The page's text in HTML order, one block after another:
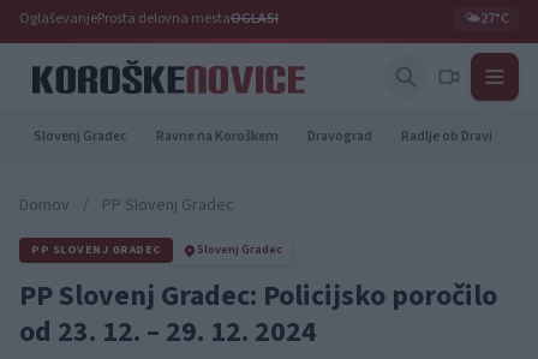
OglaševanjeProsta delovna mestaOGLASI 🌤️27°C
Slovenj Gradec Ravne na Koroškem Dravograd Radlje ob Dravi
Domov / PP Slovenj Gradec
PP SLOVENJ GRADEC Slovenj Gradec
PP Slovenj Gradec: Policijsko poročilo
od 23. 12. – 29. 12. 2024